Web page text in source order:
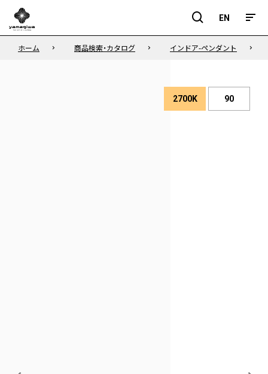
EN
EN
ホーム 商品検索・カタログ インドア-ペンダント
2700K 演
色
90